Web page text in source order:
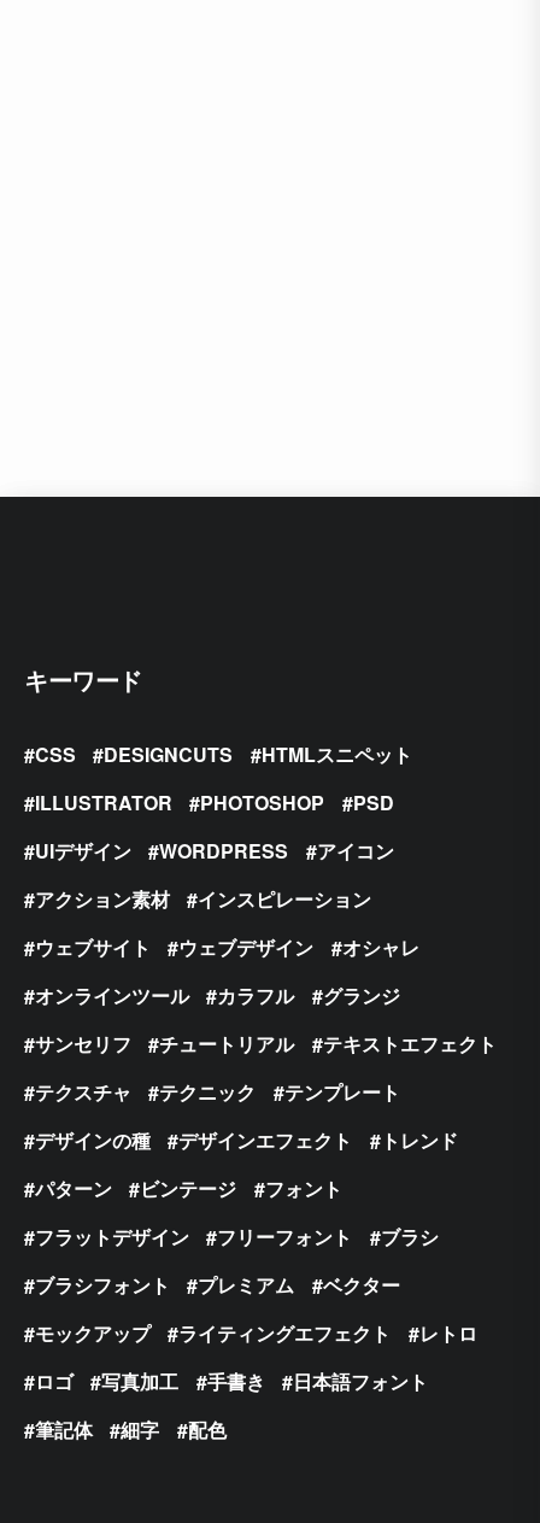
キーワード
CSS DESIGNCUTS
HTMLスニペット
ILLUSTRATOR
PHOTOSHOP
PSD
UIデザイン
WORDPRESS
アイコン
アクション素材
インスピレーション
ウェブサイト
ウェブデザイン
オシャレ
オンラインツール
カラフル
グランジ
サンセリフ
チュートリアル
テキストエフェクト
テクスチャ
テクニック
テンプレート
デザインの種
デザインエフェクト
トレンド
パターン
ビンテージ
フォント
フラットデザイン
フリーフォント
ブラシ
ブラシフォント
プレミアム
ベクター
モックアップ
ライティングエフェクト
レトロ
ロゴ
写真加工 手書き
日本語フォント
筆記体
細字 配色